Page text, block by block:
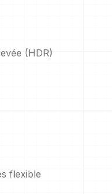
(HDR)
flexible